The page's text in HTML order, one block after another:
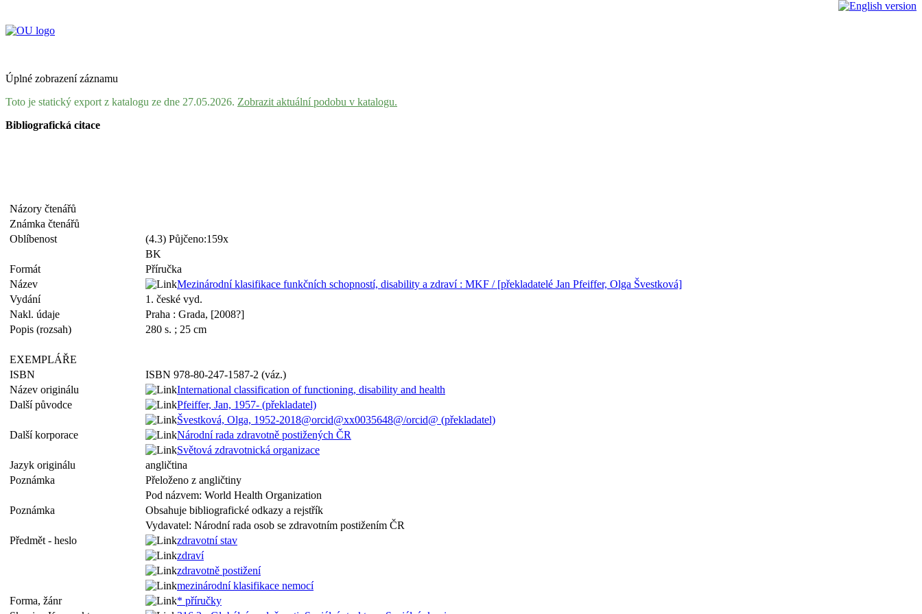
Úplné zobrazení záznamu
Toto je statický export z katalogu ze dne 27.05.2026. Zobrazit aktuální podobu v katalogu.
Bibliografická citace
Názory čtenářů
Známka čtenářů
Oblíbenost
(4.3) Půjčeno:159x
BK
Formát
Příručka
Název
Mezinárodní klasifikace funkčních schopností, disability a zdraví : MKF / [překladatelé Jan Pfeiffer, Olga Švestková]
Vydání
1. české vyd.
Nakl. údaje
Praha : Grada, [2008?]
Popis (rozsah)
280 s. ; 25 cm
EXEMPLÁŘE
ISBN
ISBN 978-80-247-1587-2 (váz.)
Název originálu
International classification of functioning, disability and health
Další původce
Pfeiffer, Jan, 1957- (překladatel)
Švestková, Olga, 1952-2018@orcid@xx0035648@/orcid@ (překladatel)
Další korporace
Národní rada zdravotně postižených ČR
Světová zdravotnická organizace
Jazyk originálu
angličtina
Poznámka
Přeloženo z angličtiny
Pod názvem: World Health Organization
Poznámka
Obsahuje bibliografické odkazy a rejstřík
Vydavatel: Národní rada osob se zdravotním postižením ČR
Předmět - heslo
zdravotní stav
zdraví
zdravotně postižení
mezinárodní klasifikace nemocí
Forma, žánr
* příručky